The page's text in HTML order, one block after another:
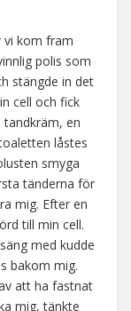
vi kom fram
polis som
stängde in det
cell och fick
en
låstes
smyga
tänderna för
mig. Efter en
till min cell.
med kudde
bakom mig.
att ha fastnat
mig, tänkte